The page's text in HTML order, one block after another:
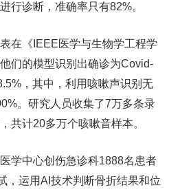
行诊断，准确率只有82%。
在《IEEE医学与生物学工程学
们的模型识别出确诊为Covid-
，其中，利用咳嗽声识别无
。研究人员收集了7万多条录
共计20多万个咳嗽音样本。
学中心创伤急诊科1888名患者
，运用AI技术判断骨折结果和位